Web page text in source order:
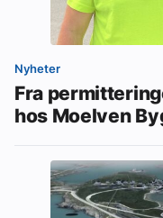
Nyheter
Fra
hos Moelven